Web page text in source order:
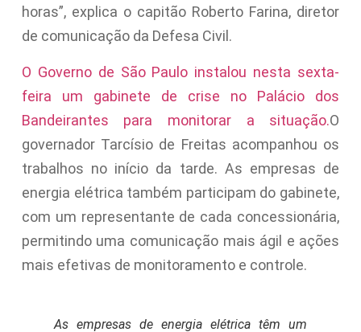
horas”, explica o capitão Roberto Farina, diretor
de comunicação da Defesa Civil.
O Governo de São Paulo instalou nesta sexta-
feira um gabinete de crise no Palácio dos
Bandeirantes para monitorar a situação.O
governador Tarcísio de Freitas acompanhou os
trabalhos no início da tarde. As empresas de
energia elétrica também participam do gabinete,
com um representante de cada concessionária,
permitindo uma comunicação mais ágil e ações
mais efetivas de monitoramento e controle.
As empresas de energia elétrica têm um